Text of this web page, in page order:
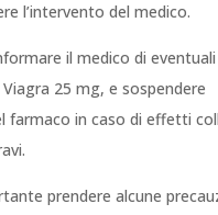
l’intervento del medico.
il medico di
25 mg, e sospendere
farmaco in caso di effetti
prendere alcune